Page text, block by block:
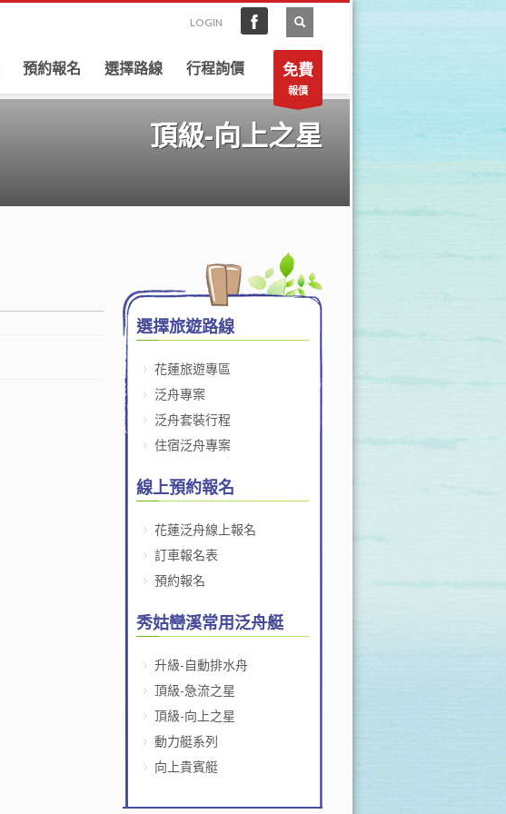
LOGIN
免費
報價
預約報名 選擇路線 行程詢價
頂級-向上之星
選擇旅遊路線
花蓮旅遊專區
泛舟專案
泛舟套裝行程
住宿泛舟專案
線上預約報名
花蓮泛舟線上報名
訂車報名表
預約報名
秀姑巒溪常用泛舟艇
升級-自動排水舟
頂級-急流之星
頂級-向上之星
動力艇系列
向上貴賓艇